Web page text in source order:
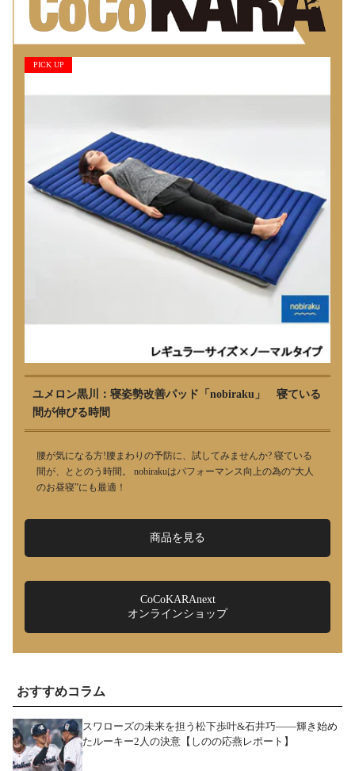
PICK UP
ユメロン黒川：寝姿勢改善パッド「nobiraku」 寝ている
間が伸びる時間
腰が気になる方!腰まわりの予防に、試してみませんか? 寝ている
間が、ととのう時間。 nobirakuはパフォーマンス向上の為の“大人
のお昼寝”にも最適！
商品を見る
CoCoKARAnext
オンラインショップ
おすすめコラム
スワローズの未来を担う松下歩叶&石井巧――輝き始め
たルーキー2人の決意【しのの応燕レポート】